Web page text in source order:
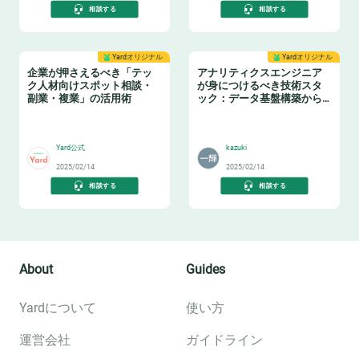
相談する 相談する
Yardオリジナル
企業が押さえるべき「テッ
ク人材向けスポット相談・
副業・複業」の活用術
Yard公式
2025/02/14
相談する
Yardオリジナル
アナリティクスエンジニア
が身につけるべき技術スタ
ック：データ基盤構築からBI
kazuki
2025/02/14
相談する
About
Yardについて
運営会社
Guides
使い方
ガイドライン